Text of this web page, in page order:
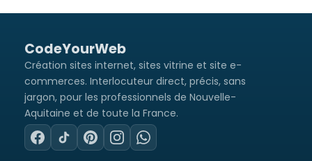
CodeYourWeb
Création sites internet, sites vitrine et site e-
commerces. Interlocuteur direct, précis, sans
jargon, pour les professionnels de Nouvelle-
Aquitaine et de toute la France.